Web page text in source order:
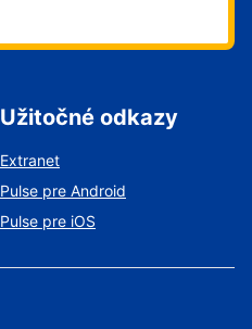
Užitočné odkazy
Extranet
Pulse pre Android
Pulse pre iOS